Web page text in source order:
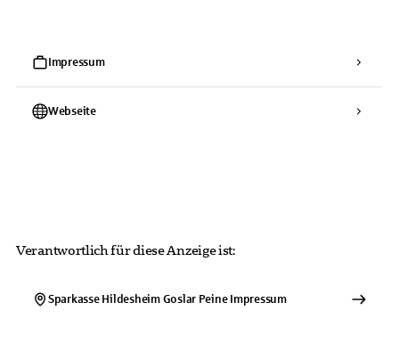
Impressum
Webseite
Verantwortlich für diese Anzeige ist:
Sparkasse Hildesheim Goslar PeineImpressum